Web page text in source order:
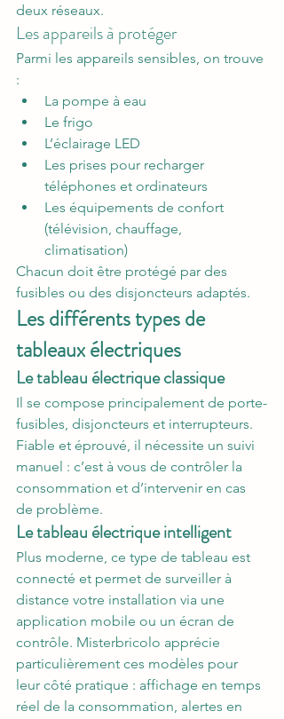
deux réseaux.
Les appareils à protéger
Parmi les appareils sensibles, on trouve
:
La pompe à eau
Le frigo
L’éclairage LED
Les prises pour recharger
téléphones et ordinateurs
Les équipements de confort
(télévision, chauffage,
climatisation)
Chacun doit être protégé par des
fusibles ou des disjoncteurs adaptés.
Les différents types de
tableaux électriques
Le tableau électrique classique
Il se compose principalement de porte-
fusibles, disjoncteurs et interrupteurs.
Fiable et éprouvé, il nécessite un suivi
manuel : c’est à vous de contrôler la
consommation et d’intervenir en cas
de problème.
Le tableau électrique intelligent
Plus moderne, ce type de tableau est
connecté et permet de surveiller à
distance votre installation via une
application mobile ou un écran de
contrôle. Misterbricolo apprécie
particulièrement ces modèles pour
leur côté pratique : affichage en temps
réel de la consommation, alertes en